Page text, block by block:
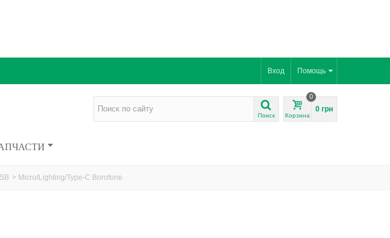
Помощь
Вход
Поиск Корзина
0
0 грн
> Micro/Lighting/Type-C Borofone